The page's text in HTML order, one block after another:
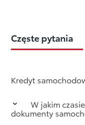
Częste pytania
Kredyt
W jakim
dokumenty